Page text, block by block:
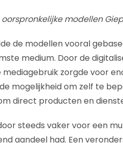
modellen
de modellen vooral
medium. Door de
zorgde voor
mogelijkheid om zelf te
direct producten en
steeds vaker voor een
aandeel had. Een